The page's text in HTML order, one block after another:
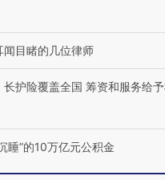
甘
粒摇头丸 尿检体内含3种
闻目睹的几位律师
长护险覆盖全国 筹资和服务给
睡”的10万亿元公积金